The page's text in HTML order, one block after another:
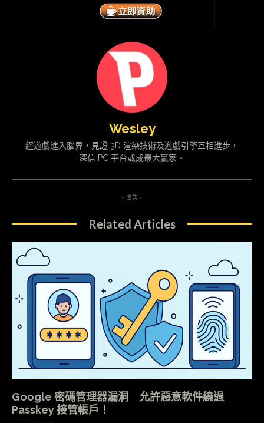
Wesley
經遊戲進入腦界，見證 3D 渲染技術及遊戲引擎互相進步，
深信 PC 平台或成最大贏家。
- 廣告 -
Related Articles
Google 密碼管理器漏洞 允許惡意軟件繞過
Passkey 接管帳戶！